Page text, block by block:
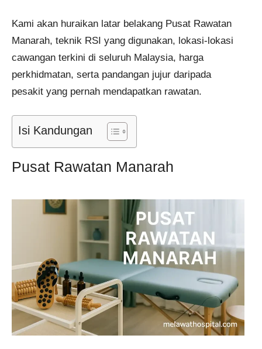
Kami akan huraikan latar belakang Pusat Rawatan
Manarah, teknik RSI yang digunakan, lokasi-lokasi
cawangan terkini di seluruh Malaysia, harga
perkhidmatan, serta pandangan jujur daripada
pesakit yang pernah mendapatkan rawatan.
Isi Kandungan
Pusat Rawatan Manarah